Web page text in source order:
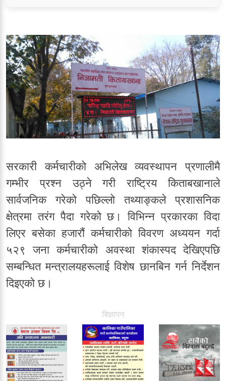
सरकारी कर्मचारीको अभिलेख व्यवस्थापन प्रणालीमै
गम्भीर प्रश्न उठ्ने गरी राष्ट्रिय किताबखानाले
सार्वजनिक गरेको पछिल्लो तथ्याङ्कले प्रशासनिक
क्षेत्रमा तरंग पैदा गरेको छ। विभिन्न प्रकारका विदा
लिएर बसेका हजारौं कर्मचारीको विवरण अध्ययन गर्दा
५२९ जना कर्मचारीको अवस्था शंकास्पद देखिएपछि
सम्बन्धित मन्त्रालयहरूलाई विशेष छानबिन गर्न निर्देशन
दिइएको छ।
बिज्ञापन